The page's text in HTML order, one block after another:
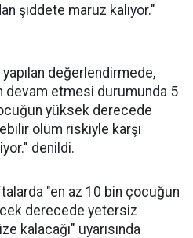
şiddete maruz kalıyor."
değerlendirmede,
devam etmesi durumunda 5
yüksek derecede
ölüm riskiyle karşı
denildi.
"en az 10 bin çocuğun
derecede yetersiz
kalacağı" uyarısında